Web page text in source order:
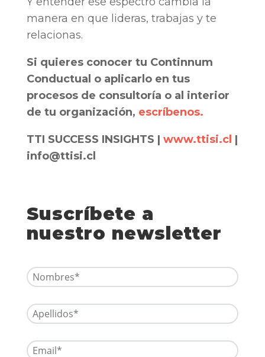
manera en que lideras, trabajas y te
relacionas.
Si quieres conocer tu Continnum
Conductual o aplicarlo en tus
procesos de consultoría o al interior
de tu organización, escríbenos.
TTI SUCCESS INSIGHTS | www.ttisi.cl |
info@ttisi.cl
Suscríbete a
nuestro newsletter